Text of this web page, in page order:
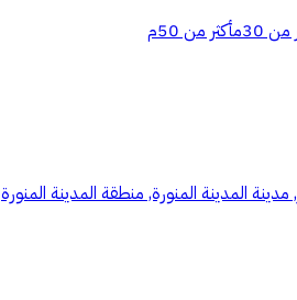
30م أكثر من 50م
المدينة المنورة, منطقة المدينة المنورة